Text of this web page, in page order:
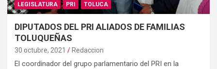
LEGISLATURA PRI TOLUCA
DIPUTADOS DEL PRI ALIADOS DE FAMILIAS
TOLUQUEÑAS
30 octubre, 2021 Redaccion
El coordinador del grupo parlamentario del PRI en la